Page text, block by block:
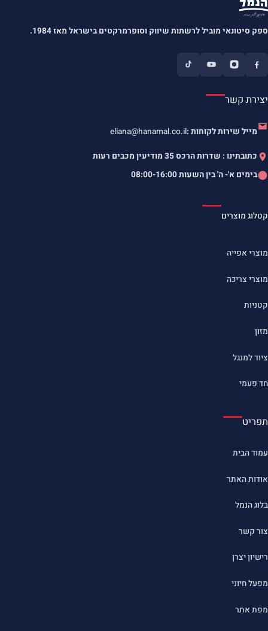
ספק סיטונאי מוביל לרשתות שיווק וסופרמרקטים בישראל מאז 1984.
יצירת קשר
מייל שירות לקוחות :eliana@hanamal.co.il
כתובתינו : שדרות הרכס 35 מודיעין מכבים רעות
בימים א'- ה' בין השעות08:00-16:00
קטלוג מוצרים
מוצרי אפייה
מוצרי צריכה
קטניות
מזון
ציוד למנגל
חד פעמי
תפריט
עמוד הבית
אודות האתר
בלוג הנמל
צור קשר
רישיון יצרן
מפעל חיוני
מפת אתר